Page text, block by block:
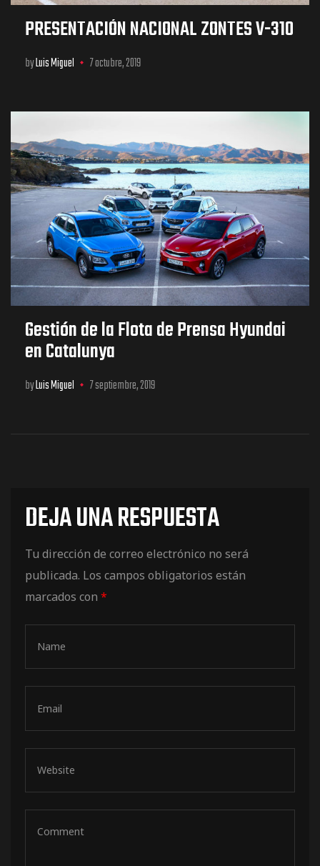
PRESENTACIÓN NACIONAL ZONTES V-310
byLuis Miguel 7 octubre, 2019
Gestión de la Flota de Prensa Hyundai
en Catalunya
byLuis Miguel 7 septiembre, 2019
DEJA UNA RESPUESTA
Tu dirección de correo electrónico no será
publicada. Los campos obligatorios están
marcados con *